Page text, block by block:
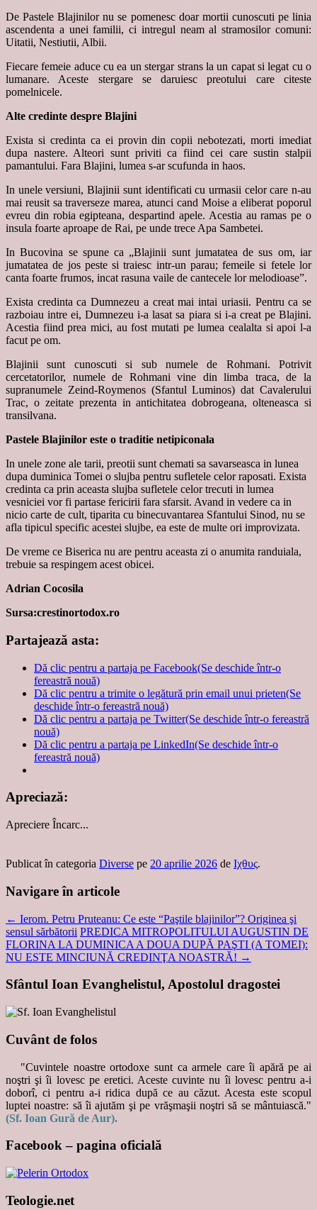
De Pastele Blajinilor nu se pomenesc doar mortii cunoscuti pe linia
ascendenta a unei familii, ci intregul neam al stramosilor comuni:
Uitatii, Nestiutii, Albii.
Fiecare femeie aduce cu ea un stergar strans la un capat si legat cu o
lumanare. Aceste stergare se daruiesc preotului care citeste
pomelnicele.
Alte credinte despre Blajini
Exista si credinta ca ei provin din copii nebotezati, morti imediat
dupa nastere. Alteori sunt priviti ca fiind cei care sustin stalpii
pamantului. Fara Blajini, lumea s-ar scufunda in haos.
In unele versiuni, Blajinii sunt identificati cu urmasii celor care n-au
mai reusit sa traverseze marea, atunci cand Moise a eliberat poporul
evreu din robia egipteana, despartind apele. Acestia au ramas pe o
insula foarte aproape de Rai, pe unde trece Apa Sambetei.
In Bucovina se spune ca „Blajinii sunt jumatatea de sus om, iar
jumatatea de jos peste si traiesc intr-un parau; femeile si fetele lor
canta foarte frumos, incat rasuna vaile de cantecele lor melodioase”.
Exista credinta ca Dumnezeu a creat mai intai uriasii. Pentru ca se
razboiau intre ei, Dumnezeu i-a lasat sa piara si i-a creat pe Blajini.
Acestia fiind prea mici, au fost mutati pe lumea cealalta si apoi l-a
facut pe om.
Blajinii sunt cunoscuti si sub numele de Rohmani. Potrivit
cercetatorilor, numele de Rohmani vine din limba traca, de la
supranumele Zeind-Roymenos (Sfantul Luminos) dat Cavalerului
Trac, o zeitate prezenta in antichitatea dobrogeana, olteneasca si
transilvana.
Pastele Blajinilor este o traditie netipiconala
In unele zone ale tarii, preotii sunt chemati sa savarseasca in lunea
dupa duminica Tomei o slujba pentru sufletele celor raposati. Exista
credinta ca prin aceasta slujba sufletele celor trecuti in lumea
vesniciei vor fi partase fericirii fara sfarsit. Avand in vedere ca in
nicio carte de cult, tiparita cu binecuvantarea Sfantului Sinod, nu se
afla tipicul specific acestei slujbe, ea este de multe ori improvizata.
De vreme ce Biserica nu are pentru aceasta zi o anumita randuiala,
trebuie sa respingem acest obicei.
Adrian Cocosila
Sursa:crestinortodox.ro
Partajează asta:
Dă clic pentru a partaja pe Facebook(Se deschide într-o
fereastră nouă)
Dă clic pentru a trimite o legătură prin email unui prieten(Se
deschide într-o fereastră nouă)
Dă clic pentru a partaja pe Twitter(Se deschide într-o fereastră
nouă)
Dă clic pentru a partaja pe LinkedIn(Se deschide într-o
fereastră nouă)
Apreciază:
Apreciere Încarc...
Publicat în categoria Diverse pe 20 aprilie 2026 de Ιχθυς.
Navigare în articole
← Ierom. Petru Pruteanu: Ce este “Paştile blajinilor”? Originea şi
sensul sărbătorii PREDICA MITROPOLITULUI AUGUSTIN DE
FLORINA LA DUMINICA A DOUA DUPĂ PAŞTI (A TOMEI):
NU ESTE MINCIUNĂ CREDINŢA NOASTRĂ! →
Sfântul Ioan Evanghelistul, Apostolul dragostei
Cuvânt de folos
"Cuvintele noastre ortodoxe sunt ca armele care îi apără pe ai
noştri şi îi lovesc pe eretici. Aceste cuvinte nu îi lovesc pentru a-i
doborî, ci pentru a-i ridica după ce au căzut. Acesta este scopul
luptei noastre: să îi ajutăm şi pe vrăşmaşii noştri să se mântuiască."
(Sf. Ioan Gură de Aur).
Facebook – pagina oficială
Teologie.net